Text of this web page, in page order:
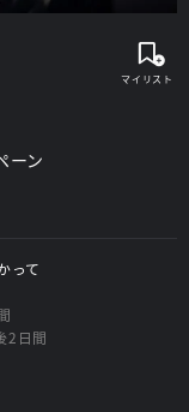
って
2日間